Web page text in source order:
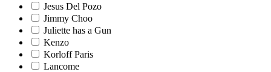
Jesus Del Pozo
Jimmy Choo
Juliette has a Gun
Kenzo
Korloff Paris
Lancome